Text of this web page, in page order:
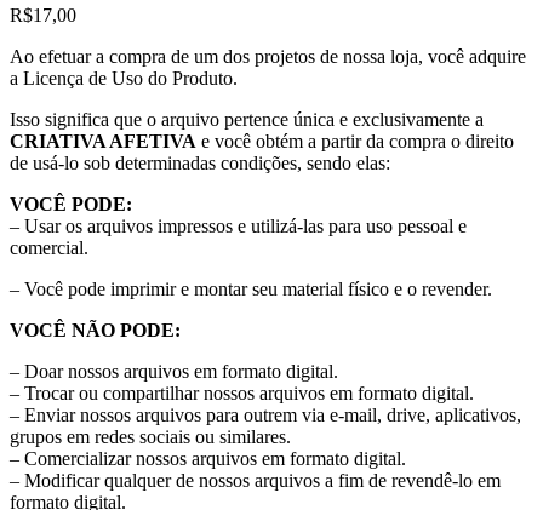
R$17,00
Ao efetuar a compra de um dos projetos de nossa loja, você adquire
a Licença de Uso do Produto.
Isso significa que o arquivo pertence única e exclusivamente a
CRIATIVA AFETIVA e você obtém a partir da compra o direito
de usá-lo sob determinadas condições, sendo elas:
VOCÊ PODE:
– Usar os arquivos impressos e utilizá-las para uso pessoal e
comercial.
– Você pode imprimir e montar seu material físico e o revender.
VOCÊ NÃO PODE:
– Doar nossos arquivos em formato digital.
– Trocar ou compartilhar nossos arquivos em formato digital.
– Enviar nossos arquivos para outrem via e-mail, drive, aplicativos,
grupos em redes sociais ou similares.
– Comercializar nossos arquivos em formato digital.
– Modificar qualquer de nossos arquivos a fim de revendê-lo em
formato digital.